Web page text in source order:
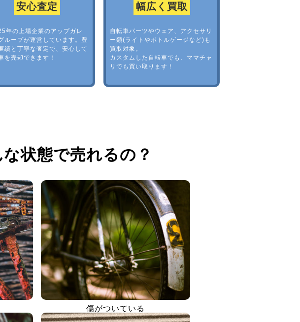
安心査定
年の上場企業のアップガレ
ループが運営しています。豊
績と丁寧な査定で、安心して
を売却できます！
幅広く買取
自転車パーツやウェア、アクセサリ
ー類(ライトやボトルゲージなど)も
買取対象。
カスタムした自転車でも、ママチャ
リでも買い取ります！
な状態で売れるの？
傷がついている